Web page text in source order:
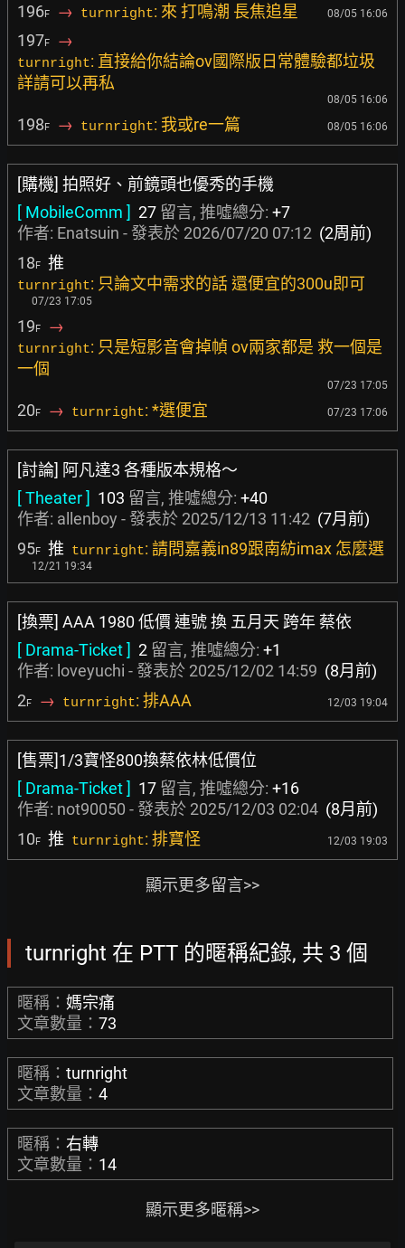
196F → turnright: 來 打鳴潮 長焦追星 08/05 16:06
197F →
turnright: 直接給你結論ov國際版日常體驗都垃圾
詳請可以再私
08/05 16:06
198F → turnright: 我或re一篇 08/05 16:06
[購機] 拍照好、前鏡頭也優秀的手機
[ MobileComm ] 27 留言, 推噓總分: +7
作者: Enatsuin - 發表於 2026/07/20 07:12 (2周前)
18F 推
turnright: 只論文中需求的話 還便宜的300u即可
07/23 17:05
19F →
turnright: 只是短影音會掉幀 ov兩家都是 救一個是
一個
07/23 17:05
20F → turnright: *選便宜 07/23 17:06
[討論] 阿凡達3 各種版本規格～
[ Theater ] 103 留言, 推噓總分: +40
作者: allenboy - 發表於 2025/12/13 11:42 (7月前)
95F 推 turnright: 請問嘉義in89跟南紡imax 怎麼選
12/21 19:34
[換票] AAA 1980 低價 連號 換 五月天 跨年 蔡依
[ Drama-Ticket ] 2 留言, 推噓總分: +1
作者: loveyuchi - 發表於 2025/12/02 14:59 (8月前)
2F → turnright: 排AAA 12/03 19:04
[售票]1/3寶怪800換蔡依林低價位
[ Drama-Ticket ] 17 留言, 推噓總分: +16
作者: not90050 - 發表於 2025/12/03 02:04 (8月前)
10F 推 turnright: 排寶怪 12/03 19:03
顯示更多留言>>
turnright 在 PTT 的暱稱紀錄, 共 3 個
暱稱： 媽宗痛
文章數量： 73
暱稱： turnright
文章數量： 4
暱稱： 右轉
文章數量： 14
顯示更多暱稱>>